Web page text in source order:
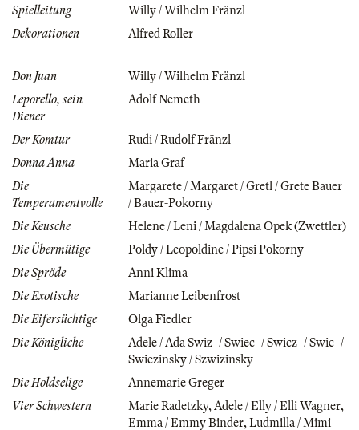
Spielleitung
Willy / Wilhelm Fränzl
Dekorationen
Alfred Roller
Don Juan
Willy / Wilhelm Fränzl
Leporello, sein
Diener
Adolf Nemeth
Der Komtur
Rudi / Rudolf Fränzl
Donna Anna
Maria Graf
Die
Temperamentvolle
Margarete / Margaret / Gretl / Grete Bauer
/ Bauer-Pokorny
Die Keusche
Helene / Leni / Magdalena Opek (Zwettler)
Die Übermütige
Poldy / Leopoldine / Pipsi Pokorny
Die Spröde
Anni Klima
Die Exotische
Marianne Leibenfrost
Die Eifersüchtige
Olga Fiedler
Die Königliche
Adele / Ada Swiz- / Swiec- / Swicz- / Swic- /
Swiezinsky / Szwizinsky
Die Holdselige
Annemarie Greger
Vier Schwestern
Marie Radetzky, Adele / Elly / Elli Wagner,
Emma / Emmy Binder, Ludmilla / Mimi